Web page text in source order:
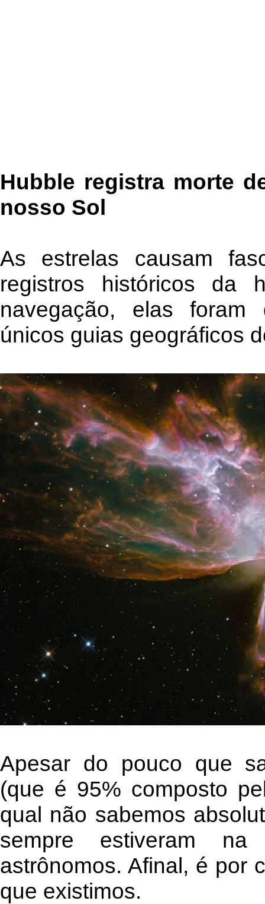
Hubble registra morte
nosso Sol
As estrelas causam
registros históricos da
navegação, elas
únicos guias geográficos
Apesar do pouco que
(que é 95% composto
qual não sabemos
sempre estiveram
astrônomos. Afinal, é por
que existimos.